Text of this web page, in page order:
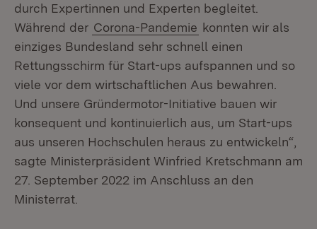
durch Expertinnen und Experten begleitet.
Während der Corona-Pandemie konnten wir als
einziges Bundesland sehr schnell einen
Rettungsschirm für Start-ups aufspannen und so
viele vor dem wirtschaftlichen Aus bewahren.
Und unsere Gründermotor-Initiative bauen wir
konsequent und kontinuierlich aus, um Start-ups
aus unseren Hochschulen heraus zu entwickeln“,
sagte Ministerpräsident Winfried Kretschmann am
27. September 2022 im Anschluss an den
Ministerrat.